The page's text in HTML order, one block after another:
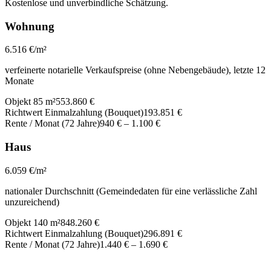
Kostenlose und unverbindliche Schätzung.
Wohnung
6.516 €/m²
verfeinerte notarielle Verkaufspreise (ohne Nebengebäude), letzte 12
Monate
Objekt 85 m²553.860 €
Richtwert Einmalzahlung (Bouquet)193.851 €
Rente / Monat (72 Jahre)940 € – 1.100 €
Haus
6.059 €/m²
nationaler Durchschnitt (Gemeindedaten für eine verlässliche Zahl
unzureichend)
Objekt 140 m²848.260 €
Richtwert Einmalzahlung (Bouquet)296.891 €
Rente / Monat (72 Jahre)1.440 € – 1.690 €